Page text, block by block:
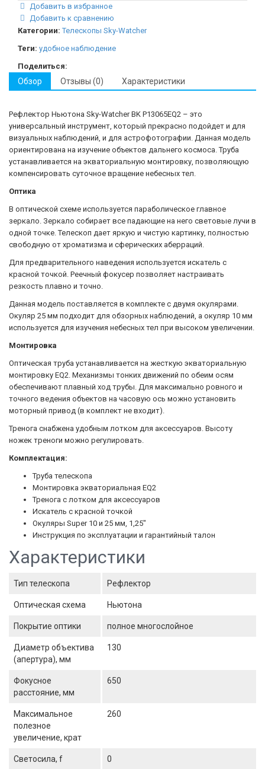
Добавить в избранное
Добавить к сравнению
Категории: Телескопы Sky-Watcher
Теги: удобное наблюдение
Поделиться:
Обзор Отзывы (0) Характеристики
Рефлектор Ньютона Sky-Watcher BK P13065EQ2 – это
универсальный инструмент, который прекрасно подойдет и для
визуальных наблюдений, и для астрофотографии. Данная модель
ориентирована на изучение объектов дальнего космоса. Труба
устанавливается на экваториальную монтировку, позволяющую
компенсировать суточное вращение небесных тел.
Оптика
В оптической схеме используется параболическое главное
зеркало. Зеркало собирает все падающие на него световые лучи в
одной точке. Телескоп дает яркую и чистую картинку, полностью
свободную от хроматизма и сферических аберраций.
Для предварительного наведения используется искатель с
красной точкой. Реечный фокусер позволяет настраивать
резкость плавно и точно.
Данная модель поставляется в комплекте с двумя окулярами.
Окуляр 25 мм подходит для обзорных наблюдений, а окуляр 10 мм
используется для изучения небесных тел при высоком увеличении.
Монтировка
Оптическая труба устанавливается на жесткую экваториальную
монтировку EQ2. Механизмы тонких движений по обеим осям
обеспечивают плавный ход трубы. Для максимально ровного и
точного ведения объектов на часовую ось можно установить
моторный привод (в комплект не входит).
Тренога снабжена удобным лотком для аксессуаров. Высоту
ножек треноги можно регулировать.
Комплектация:
Труба телескопа
Монтировка экваториальная EQ2
Тренога с лотком для аксессуаров
Искатель с красной точкой
Окуляры Super 10 и 25 мм, 1,25"
Инструкция по эксплуатации и гарантийный талон
Характеристики
Тип телескопа Рефлектор
Оптическая схема Ньютона
Покрытие оптики полное многослойное
Диаметр объектива
(апертура), мм
130
Фокусное
расстояние, мм
650
Максимальное
полезное
увеличение, крат
260
Светосила, f 0